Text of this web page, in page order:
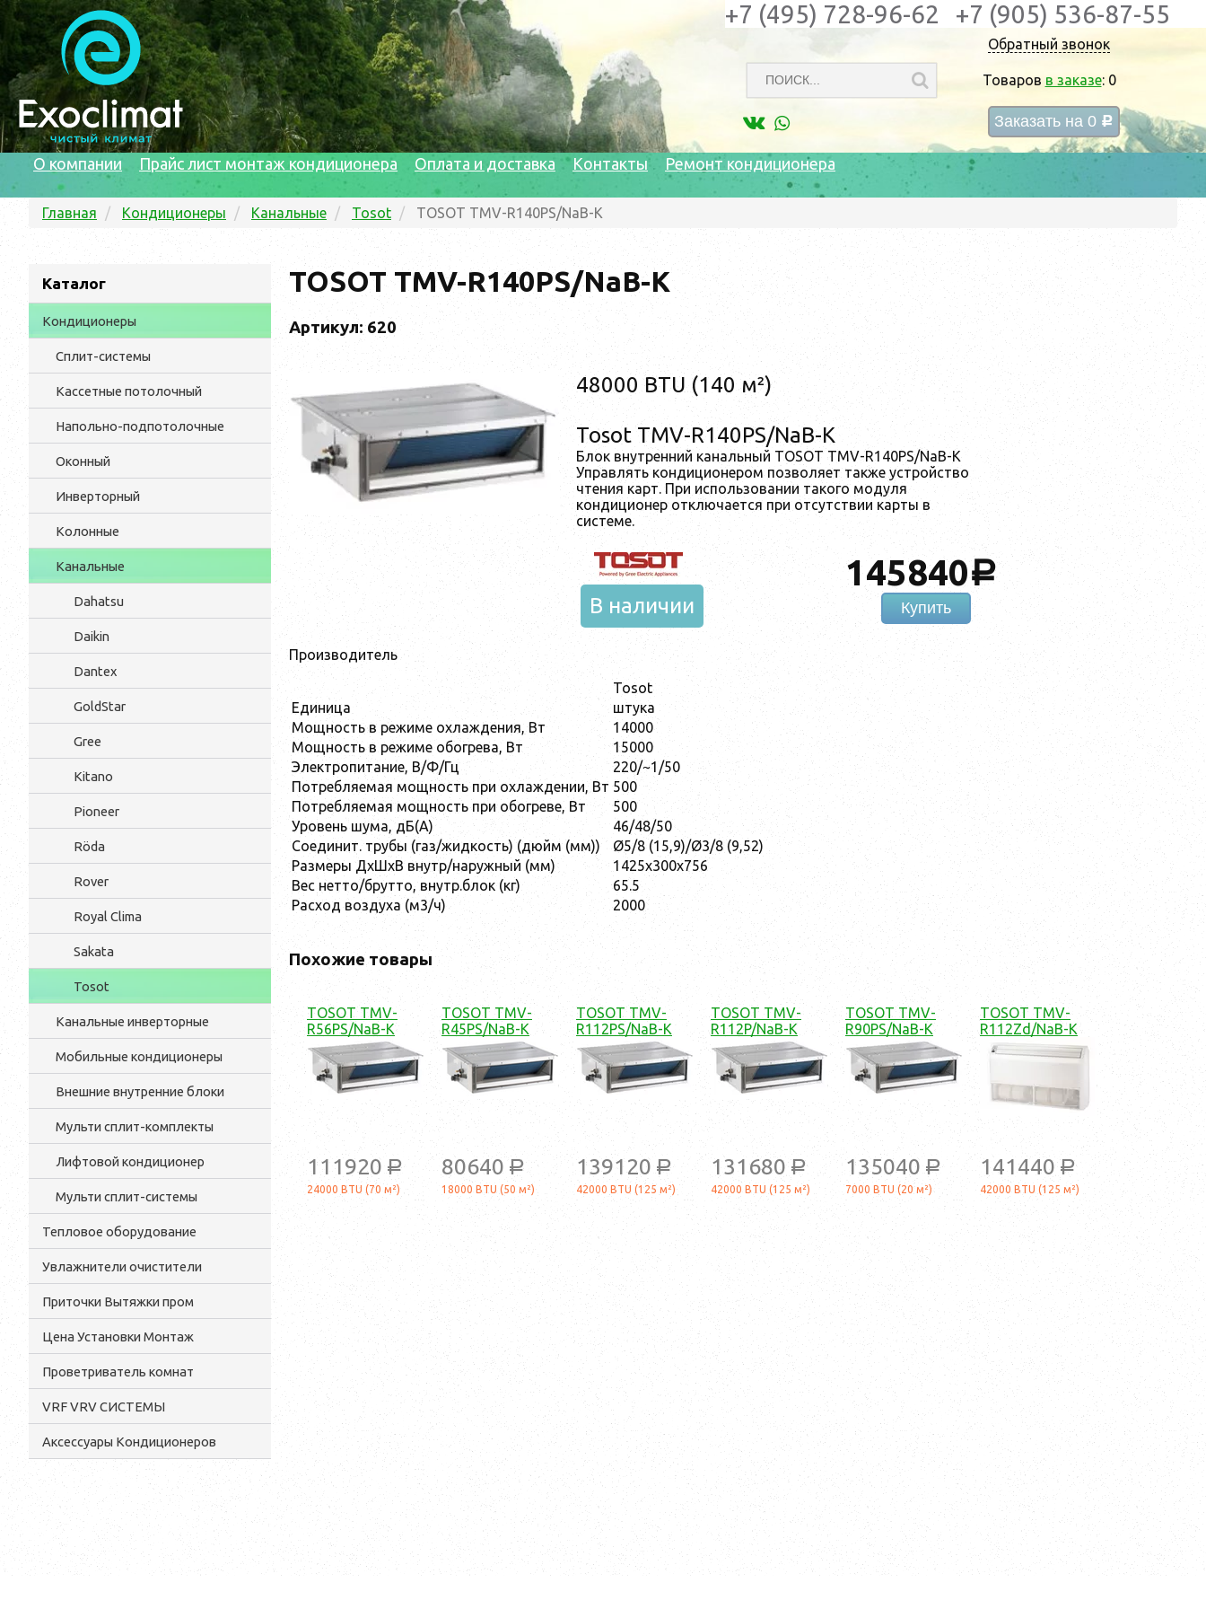
Обратный звонок
Товаров в заказе: 0
Заказать на 0 c
+7 (495) 728-96-62 +7 (905) 536-87-55
О компании Прайс лист монтаж кондиционера Оплата и доставка Контакты Ремонт кондиционера
Главная Кондиционеры Канальные Tosot TOSOT TMV-R140PS/NaB-K
Каталог
Кондиционеры
Сплит-системы
Кассетные потолочный
Напольно-подпотолочные
Оконный
Инверторный
Колонные
Канальные
Dahatsu
Daikin
Dantex
GoldStar
Gree
Kitano
Pioneer
Röda
Rover
Royal Clima
Sakata
Tosot
Канальные инверторные
Мобильные кондиционеры
Внешние внутренние блоки
Мульти cплит-комплекты
Лифтовой кондиционер
Мульти сплит-системы
Тепловое оборудование
Увлажнители очистители
Приточки Вытяжки пром
Цена Установки Монтаж
Проветриватель комнат
VRF VRV СИСТЕМЫ
Аксессуары Кондиционеров
TOSOT TMV-R140PS/NaB-K
Артикул: 620
48000 BTU (140 м²)
Tosot TMV-R140PS/NaB-K
Блок внутренний канальный TOSOT TMV-R140PS/NaB-K
Управлять кондиционером позволяет также устройство
чтения карт. При использовании такого модуля
кондиционер отключается при отсутствии карты в
системе.
145840a
Купить
В наличии
Производитель
Tosot
Единица
штука
Мощность в режиме охлаждения, Вт
14000
Мощность в режиме обогрева, Вт
15000
Электропитание, В/Ф/Гц
220/~1/50
Потребляемая мощность при охлаждении, Вт 500
Потребляемая мощность при обогреве, Вт
500
Уровень шума, дБ(А)
46/48/50
Соединит. трубы (газ/жидкость) (дюйм (мм))
Ø5/8 (15,9)/Ø3/8 (9,52)
Размеры ДхШхВ внутр/наружный (мм)
1425х300х756
Вес нетто/брутто, внутр.блок (кг)
65.5
Расход воздуха (м3/ч)
2000
Похожие товары
TOSOT TMV-
R56PS/NaB-K
111920 a
24000 BTU (70 м²)
TOSOT TMV-
R45PS/NaB-K
80640 a
18000 BTU (50 м²)
TOSOT TMV-
R112PS/NaB-K
139120 a
42000 BTU (125 м²)
TOSOT TMV-
R112P/NaB-K
131680 a
42000 BTU (125 м²)
TOSOT TMV-
R90PS/NaB-K
135040 a
7000 BTU (20 м²)
TOSOT TMV-
R112Zd/NaB-K
141440 a
42000 BTU (125 м²)